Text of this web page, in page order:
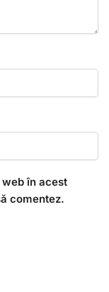
în acest
comentez.